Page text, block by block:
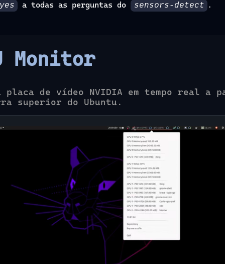
a todas as perguntas do sensors-detect .
Monitor
placa de vídeo NVIDIA em tempo real a
superior do Ubuntu.